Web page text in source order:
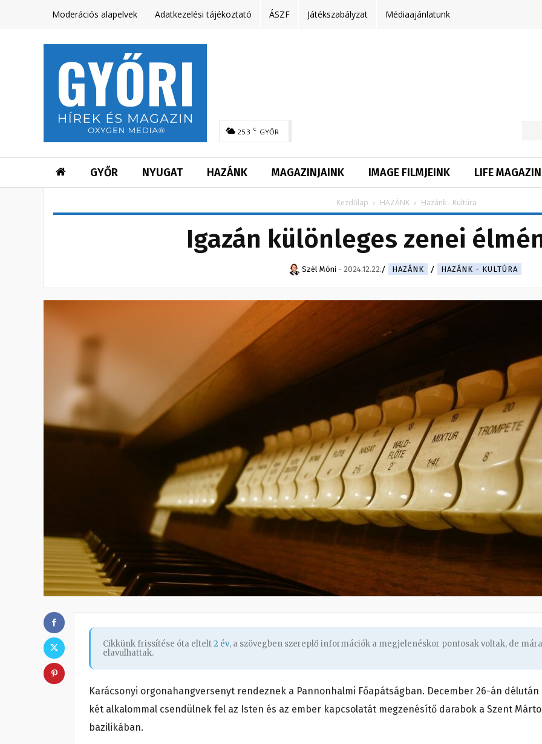
Moderációs alapelvek Adatkezelési tájékoztató ÁSZF Játékszabályzat Médiaajánlatunk
25.3 C GYŐR
GYŐR NYUGAT HAZÁNK MAGAZINJAINK IMAGE FILMJEINK LIFE MAGAZIN
Kezdőlap HAZÁNK Hazánk - Kultúra
Igazán különleges zenei
Szél Móni - 2024.12.22. HAZÁNK HAZÁNK - KULTÚRA
Cikkünk frissítése óta eltelt2 év, a szövegben szereplő információk a megjelenéskor pontosak voltak, de mára
elavulhattak.
Karácsonyi orgonahangversenyt rendeznek a Pannonhalmi Főapátságban. December 26-án délután
két alkalommal csendülnek fel az Isten és az ember kapcsolatát megzenésítő darabok a Szent
bazilikában.